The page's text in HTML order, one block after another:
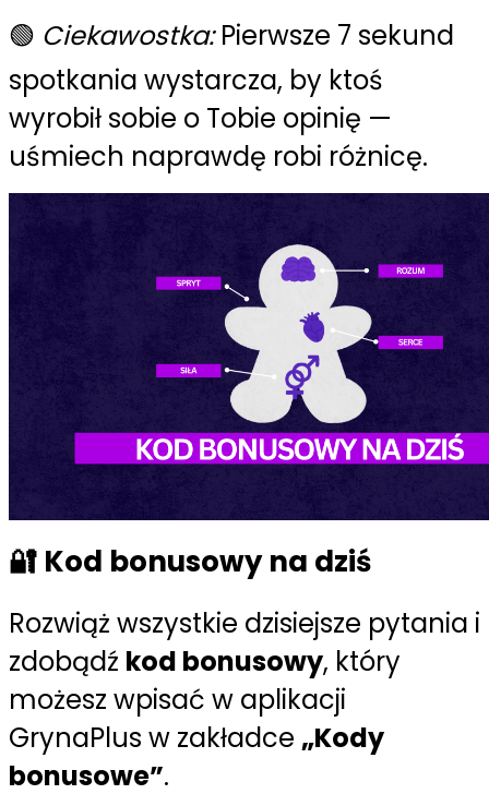
🟢 Ciekawostka:Pierwsze 7 sekund
spotkania wystarcza, by ktoś
wyrobił sobie o Tobie opinię —
uśmiech naprawdę robi różnicę.
🔐 Kod bonusowy na dziś
Rozwiąż wszystkie dzisiejsze pytania i
zdobądź kod bonusowy, który
możesz wpisać w aplikacji
GrynaPlus w zakładce „Kody
bonusowe”.